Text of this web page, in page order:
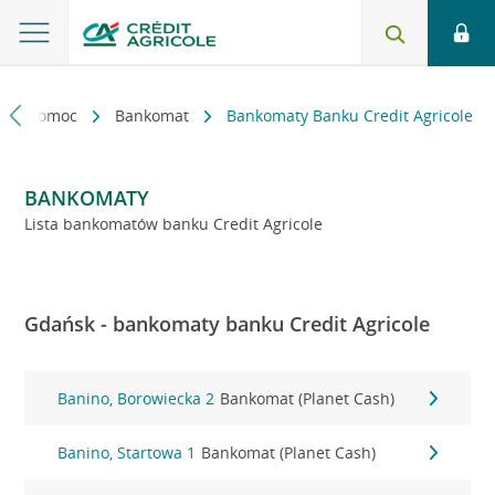
i pomoc Bankomat Bankomaty Banku Credit Agricole
BANKOMATY
Lista bankomatów banku Credit Agricole
Gdańsk - bankomaty banku Credit Agricole
Banino, Borowiecka 2 Bankomat (Planet Cash)
Banino, Startowa 1 Bankomat (Planet Cash)